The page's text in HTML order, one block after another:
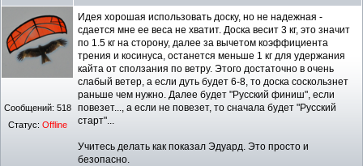
Сообщений: 518
Статус: Offline
Идея хорошая использовать доску, но не надежная -
сдается мне ее веса не хватит. Доска весит 3 кг, это значит
по 1.5 кг на сторону, далее за вычетом коэффициента
трения и косинуса, останется меньше 1 кг для удержания
кайта от сползания по ветру. Этого достаточно в очень
слабый ветер, а если дуть будет 6-8, то доска соскользнет
раньше чем нужно. Далее будет "Русский финиш", если
повезет..., а если не повезет, то сначала будет "Русский
старт"...
Учитесь делать как показал Эдуард. Это просто и
безопасно.